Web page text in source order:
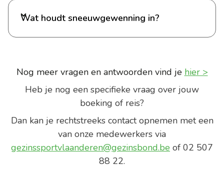
Wat houdt sneeuwgewenning in?
Nog meer vragen en antwoorden vind je hier >
Heb je nog een specifieke vraag over jouw
boeking of reis?
Dan kan je rechtstreeks contact opnemen met een
van onze medewerkers via
gezinssportvlaanderen@gezinsbond.be of 02 507
88 22.